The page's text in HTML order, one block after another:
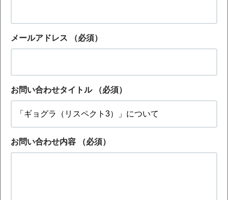
メールアドレス （必須）
お問い合わせタイトル （必須）
お問い合わせ内容 （必須）